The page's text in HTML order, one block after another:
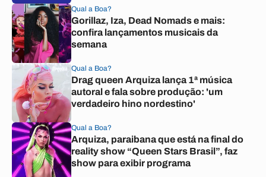
Qual a Boa?
Gorillaz, Iza, Dead Nomads e mais:
confira lançamentos musicais da
semana
Qual a Boa?
Drag queen Arquiza lança 1ª música
autoral e fala sobre produção: 'um
verdadeiro hino nordestino'
Qual a Boa?
Arquiza, paraibana que está na final do
reality show “Queen Stars Brasil”, faz
show para exibir programa